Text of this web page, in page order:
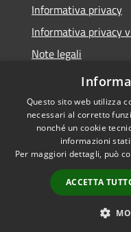
Informativa privacy
Informativa privacy
Note legali
Dichiarazione di
Accessibilità
Questo sito web utilizza
necessari al corretto
nonché un cookie
informazioni
Per maggiori dettagli, può
ACCETTA